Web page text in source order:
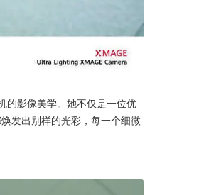
的影像美学。她不仅是一位优
发出别样的光彩，每一个细微